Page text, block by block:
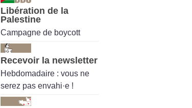
Libération de la
Palestine
Campagne de boycott
Recevoir la newsletter
Hebdomadaire : vous ne
serez pas envahi·e !